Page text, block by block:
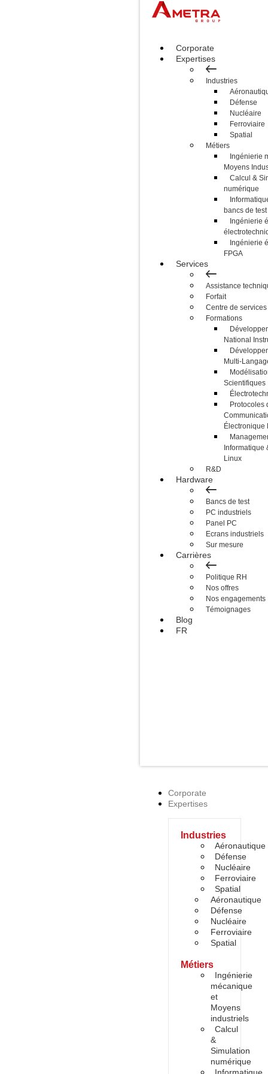
Corporate
Expertises
Industries
Défense
Nucléaire
Ferroviaire
Spatial
Métiers
Ingénierie
Moyens
Calcul &
numérique
bancs de test
Ingénierie
Ingénierie
FPGA
Services
Assistance
Forfait
Centre de services
Formations
National
Multi-
Scientifiques
Protocoles
Électronique
Informatique
Linux
R&D
Hardware
Bancs de test
PC industriels
Panel PC
Ecrans industriels
Sur mesure
Carrières
Politique RH
Nos offres
Nos engagements
Témoignages
Blog
FR
Corporate
Expertises
Industries
Aéronautique
Défense
Nucléaire
Ferroviaire
Spatial
Aéronautique
Défense
Nucléaire
Ferroviaire
Spatial
Métiers
Ingénierie
mécanique
et
Moyens
industriels
Calcul
&
Simulation
numérique
Informatique